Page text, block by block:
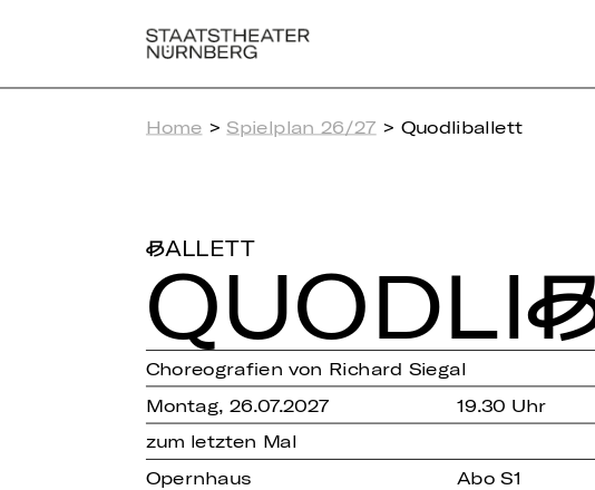
Home > Spielplan 26/27 > Quodliballett
BALLETT
Choreografien von Richard Siegal
Montag, 26.07.2027
19.30 Uhr
zum letzten Mal
Opernhaus
Abo S1